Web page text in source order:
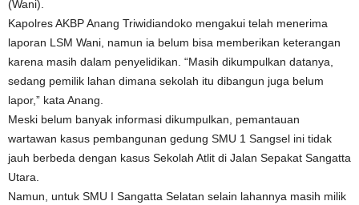
(Wani).
Kapolres AKBP Anang Triwidiandoko mengakui telah menerima
laporan LSM Wani, namun ia belum bisa memberikan keterangan
karena masih dalam penyelidikan. “Masih dikumpulkan datanya,
sedang pemilik lahan dimana sekolah itu dibangun juga belum
lapor,” kata Anang.
Meski belum banyak informasi dikumpulkan, pemantauan
wartawan kasus pembangunan gedung SMU 1 Sangsel ini tidak
jauh berbeda dengan kasus Sekolah Atlit di Jalan Sepakat Sangatta
Utara.
Namun, untuk SMU I Sangatta Selatan selain lahannya masih milik